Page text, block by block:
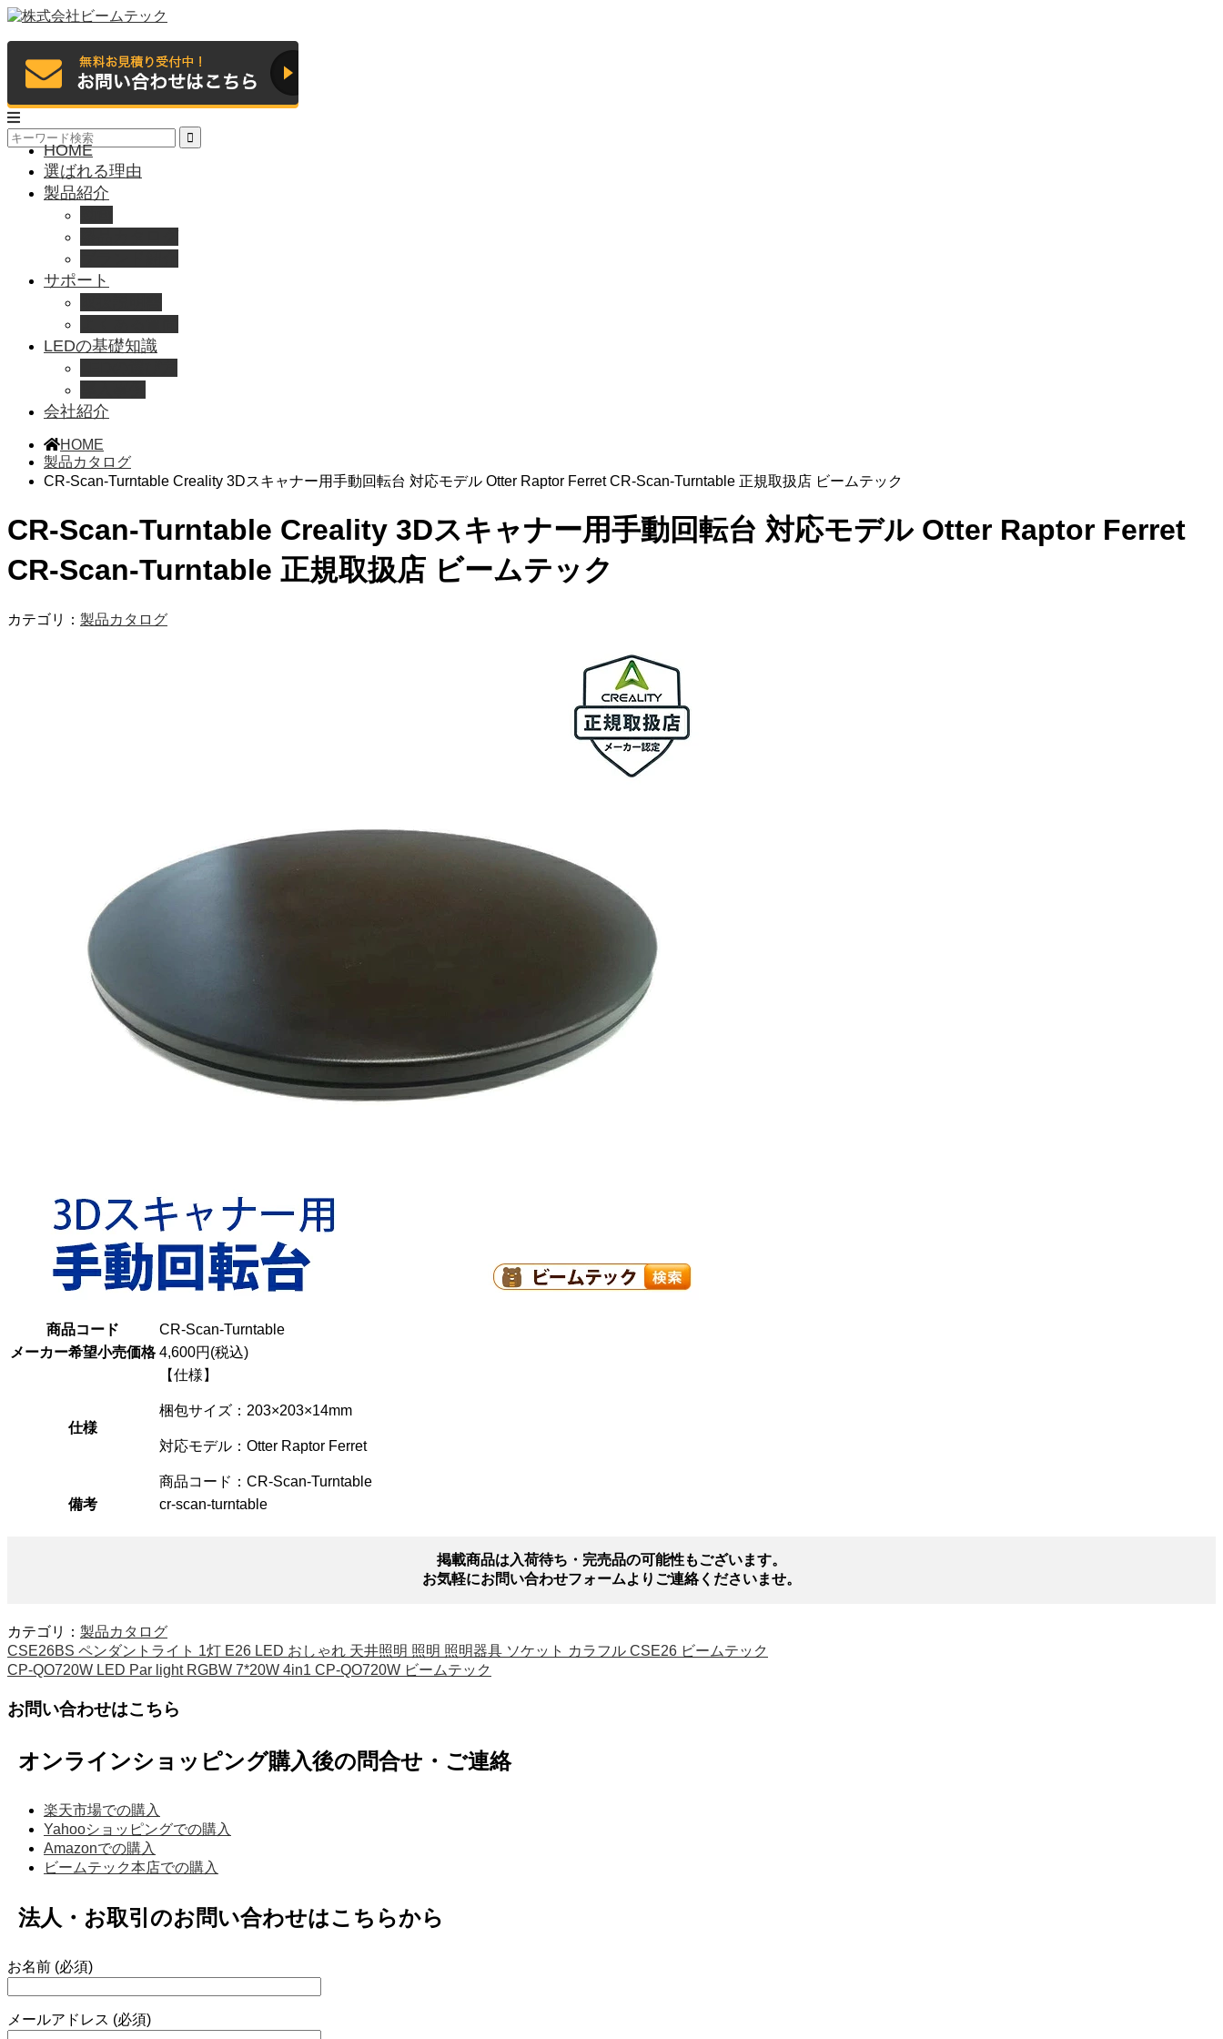
HOME
選ばれる理由
製品紹介
サポート
LEDの基礎知識
会社紹介
HOME
製品カタログ
CR-Scan-Turntable Creality 3Dスキャナー用手動回転台 対応モデル Otter Raptor Ferret CR-Scan-Turntable 正規取扱店 ビームテック
CR-Scan-Turntable Creality 3Dスキャナー用手動回転台 対応モデル Otter Raptor Ferret
CR-Scan-Turntable 正規取扱店 ビームテック
カテゴリ： 製品カタログ
商品コード
CR-Scan-Turntable
メーカー希望小売価格 4,600円(税込)
仕様
【仕様】
梱包サイズ：203×203×14mm
対応モデル：Otter Raptor Ferret
商品コード：CR-Scan-Turntable
備考
cr-scan-turntable
掲載商品は入荷待ち・完売品の可能性もございます。
お気軽にお問い合わせフォームよりご連絡くださいませ。
カテゴリ： 製品カタログ
CSE26BS ペンダントライト 1灯 E26 LED おしゃれ 天井照明 照明 照明器具 ソケット カラフル CSE26 ビームテック
CP-QO720W LED Par light RGBW 7*20W 4in1 CP-QO720W ビームテック
お問い合わせはこちら
オンラインショッピング購入後の問合せ・ご連絡
楽天市場での購入
Yahooショッピングでの購入
Amazonでの購入
ビームテック本店での購入
法人・お取引のお問い合わせはこちらから
お名前 (必須)
メールアドレス (必須)